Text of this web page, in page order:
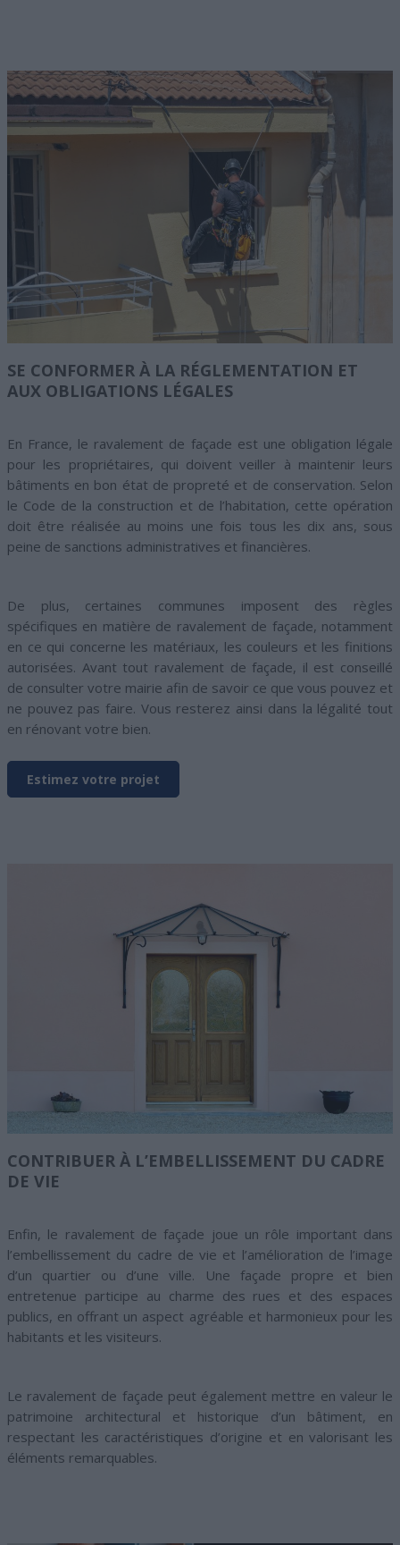
SE CONFORMER À LA RÉGLEMENTATION ET
AUX OBLIGATIONS LÉGALES
En France, le ravalement de façade est une obligation légale
pour les propriétaires, qui doivent veiller à maintenir leurs
bâtiments en bon état de propreté et de conservation. Selon
le Code de la construction et de l’habitation, cette opération
doit être réalisée au moins une fois tous les dix ans, sous
peine de sanctions administratives et financières.
De plus, certaines communes imposent des règles
spécifiques en matière de ravalement de façade, notamment
en ce qui concerne les matériaux, les couleurs et les finitions
autorisées. Avant tout ravalement de façade, il est conseillé
de consulter votre mairie afin de savoir ce que vous pouvez et
ne pouvez pas faire. Vous resterez ainsi dans la légalité tout
en rénovant votre bien.
Estimez votre projet
CONTRIBUER À L’EMBELLISSEMENT DU CADRE
DE VIE
Enfin, le ravalement de façade joue un rôle important dans
l’embellissement du cadre de vie et l’amélioration de l’image
d’un quartier ou d’une ville. Une façade propre et bien
entretenue participe au charme des rues et des espaces
publics, en offrant un aspect agréable et harmonieux pour les
habitants et les visiteurs.
Le ravalement de façade peut également mettre en valeur le
patrimoine architectural et historique d’un bâtiment, en
respectant les caractéristiques d’origine et en valorisant les
éléments remarquables.